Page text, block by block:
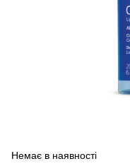
Немає в наявності